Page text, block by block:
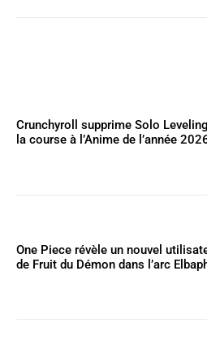
Crunchyroll supprime Solo
la course à l’Anime de l’année
One Piece révèle un nouvel
de Fruit du Démon dans l’arc